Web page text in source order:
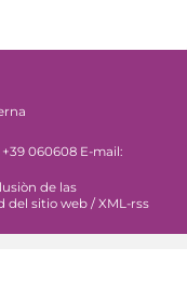
+39 060608 E-mail:
de las
del sitio web / XML-rss